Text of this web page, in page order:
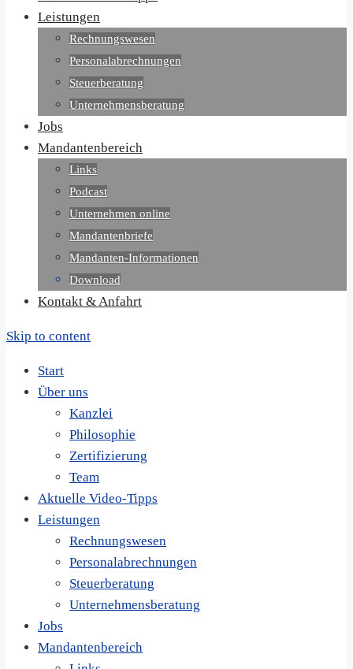
Leistungen
Rechnungswesen
Personalabrechnungen
Steuerberatung
Unternehmensberatung
Jobs
Mandantenbereich
Links
Podcast
Unternehmen online
Mandantenbriefe
Mandanten-Informationen
Download
Kontakt & Anfahrt
Skip to content
Start
Über uns
Kanzlei
Philosophie
Zertifizierung
Team
Aktuelle Video-Tipps
Leistungen
Rechnungswesen
Personalabrechnungen
Steuerberatung
Unternehmensberatung
Jobs
Mandantenbereich